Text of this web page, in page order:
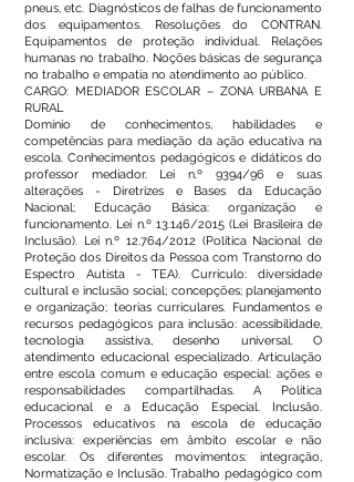
pneus, etc. Diagnósticos de falhas de funcionamento
dos equipamentos. Resoluções do CONTRAN.
Equipamentos de proteção individual. Relações
humanas no trabalho. Noções básicas de segurança
no trabalho e empatia no atendimento ao público.
CARGO: MEDIADOR ESCOLAR – ZONA URBANA E
RURAL
Domínio de conhecimentos, habilidades e
competências para mediação da ação educativa na
escola. Conhecimentos pedagógicos e didáticos do
professor mediador. Lei n.º 9394/96 e suas
alterações - Diretrizes e Bases da Educação
Nacional; Educação Básica: organização e
funcionamento. Lei n.º 13.146/2015 (Lei Brasileira de
Inclusão). Lei n.º 12.764/2012 (Política Nacional de
Proteção dos Direitos da Pessoa com Transtorno do
Espectro Autista - TEA). Currículo: diversidade
cultural e inclusão social; concepções; planejamento
e organização; teorias curriculares. Fundamentos e
recursos pedagógicos para inclusão: acessibilidade,
tecnologia assistiva, desenho universal. O
atendimento educacional especializado. Articulação
entre escola comum e educação especial: ações e
responsabilidades compartilhadas. A Política
educacional e a Educação Especial. Inclusão.
Processos educativos na escola de educação
inclusiva: experiências em âmbito escolar e não
escolar. Os diferentes movimentos: integração,
Normatização e Inclusão. Trabalho pedagógico com